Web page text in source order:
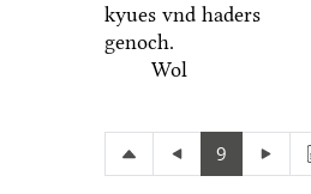
kyues vnd haders
genoch.
Wol
9